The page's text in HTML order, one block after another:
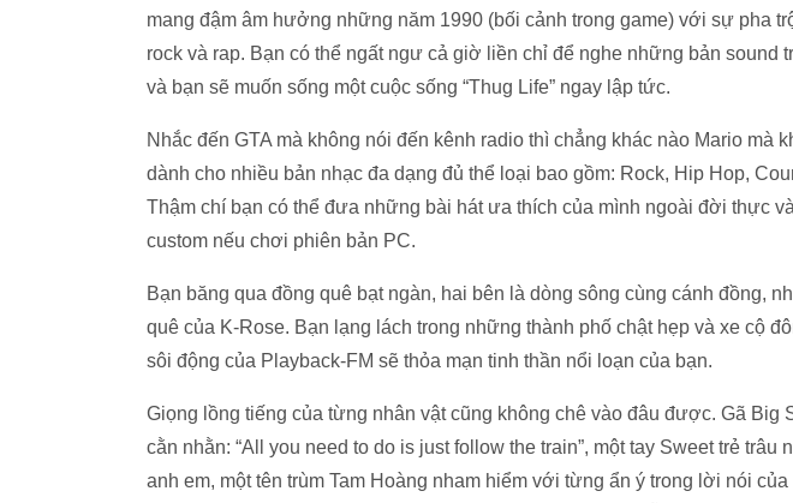
mang đậm âm hưởng những năm 1990 (bối cảnh trong game) với sự pha
rock và rap. Bạn có thể ngất ngư cả giờ liền chỉ để nghe những bản sound
và bạn sẽ muốn sống một cuộc sống “Thug Life” ngay lập tức.
Nhắc đến GTA mà không nói đến kênh radio thì chẳng khác nào Mario mà
dành cho nhiều bản nhạc đa dạng đủ thể loại bao gồm: Rock, Hip Hop,
Thậm chí bạn có thể đưa những bài hát ưa thích của mình ngoài đời thực
custom nếu chơi phiên bản PC.
Bạn băng qua đồng quê bạt ngàn, hai bên là dòng sông cùng cánh đồng,
quê của K-Rose. Bạn lạng lách trong những thành phố chật hẹp và xe cộ
sôi động của Playback-FM sẽ thỏa mạn tinh thần nổi loạn của bạn.
Giọng lồng tiếng của từng nhân vật cũng không chê vào đâu được. Gã Big
cằn nhằn: “All you need to do is just follow the train”, một tay Sweet trẻ trâu
anh em, một tên trùm Tam Hoàng nham hiểm với từng ẩn ý trong lời nói